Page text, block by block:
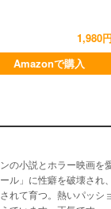
1,980円
Amazonで購入
の小説とホラー映画を
ール」に性癖を破壊さ
れて育つ。熱いパッシ